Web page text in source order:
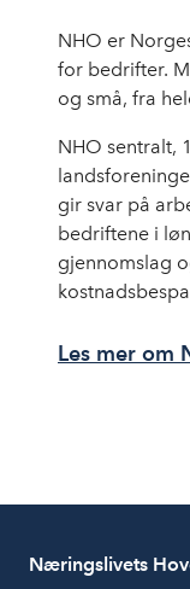
NHO er
for bedrifter.
og små, fra
NHO sentralt,
gir svar på
bedriftene i
gjennomslag
Les mer om
Næringslivets